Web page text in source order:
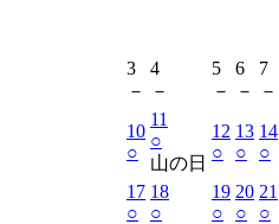
3
－
4
－
5
－
6
－
7
－
10
○
11
○
山の日
12
○
13
○
14
○
17
○
18
○
19
○
20
○
21
○